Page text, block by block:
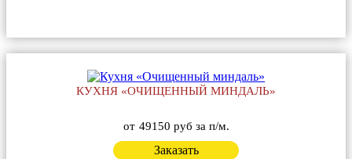
КУХНЯ «ОЧИЩЕННЫЙ МИНДАЛЬ»
от 49150 руб за п/м.
Заказать